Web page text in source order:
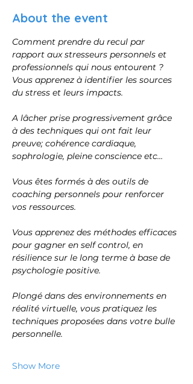
About the event
Comment prendre du recul par
rapport aux stresseurs personnels et
professionnels qui nous entourent ?
Vous apprenez à identifier les sources
du stress et leurs impacts.
A lâcher prise progressivement grâce
à des techniques qui ont fait leur
preuve; cohérence cardiaque,
sophrologie, pleine conscience etc…
Vous êtes formés à des outils de
coaching personnels pour renforcer
vos ressources.
Vous apprenez des méthodes efficaces
pour gagner en self control, en
résilience sur le long terme à base de
psychologie positive.
Plongé dans des environnements en
réalité virtuelle, vous pratiquez les
techniques proposées dans votre bulle
personnelle.
Show More